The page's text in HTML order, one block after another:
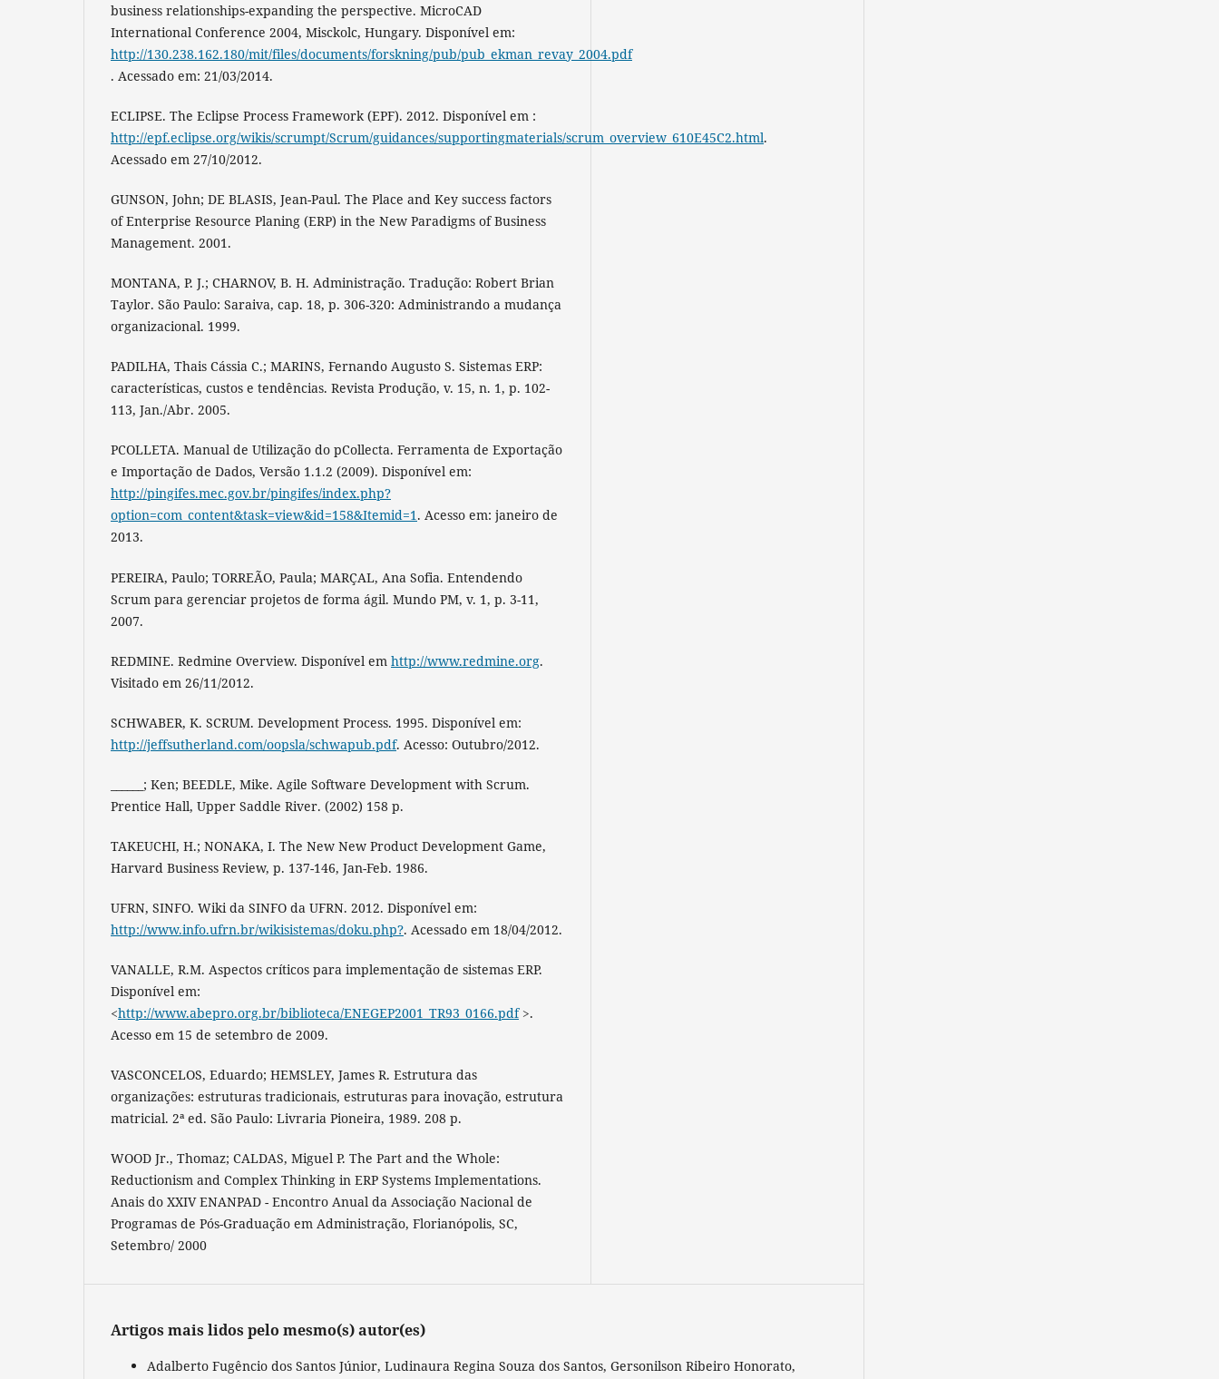
business relationships-expanding the perspective. MicroCAD
International Conference 2004, Misckolc, Hungary. Disponível em:
http://130.238.162.180/mit/files/documents/forskning/pub/pub_ekman_revay_2004.pdf
. Acessado em: 21/03/2014.
ECLIPSE. The Eclipse Process Framework (EPF). 2012. Disponível em :
http://epf.eclipse.org/wikis/scrumpt/Scrum/guidances/supportingmaterials/scrum_overview_610E45C2.html.
Acessado em 27/10/2012.
GUNSON, John; DE BLASIS, Jean-Paul. The Place and Key success factors
of Enterprise Resource Planing (ERP) in the New Paradigms of Business
Management. 2001.
MONTANA, P. J.; CHARNOV, B. H. Administração. Tradução: Robert Brian
Taylor. São Paulo: Saraiva, cap. 18, p. 306-320: Administrando a mudança
organizacional. 1999.
PADILHA, Thais Cássia C.; MARINS, Fernando Augusto S. Sistemas ERP:
características, custos e tendências. Revista Produção, v. 15, n. 1, p. 102-
113, Jan./Abr. 2005.
PCOLLETA. Manual de Utilização do pCollecta. Ferramenta de Exportação
e Importação de Dados, Versão 1.1.2 (2009). Disponível em:
http://pingifes.mec.gov.br/pingifes/index.php?
option=com_content&task=view&id=158&Itemid=1. Acesso em: janeiro de
2013.
PEREIRA, Paulo; TORREÃO, Paula; MARÇAL, Ana Sofia. Entendendo
Scrum para gerenciar projetos de forma ágil. Mundo PM, v. 1, p. 3-11,
2007.
REDMINE. Redmine Overview. Disponível em http://www.redmine.org.
Visitado em 26/11/2012.
SCHWABER, K. SCRUM. Development Process. 1995. Disponível em:
http://jeffsutherland.com/oopsla/schwapub.pdf. Acesso: Outubro/2012.
______; Ken; BEEDLE, Mike. Agile Software Development with Scrum.
Prentice Hall, Upper Saddle River. (2002) 158 p.
TAKEUCHI, H.; NONAKA, I. The New New Product Development Game,
Harvard Business Review, p. 137-146, Jan-Feb. 1986.
UFRN, SINFO. Wiki da SINFO da UFRN. 2012. Disponível em:
http://www.info.ufrn.br/wikisistemas/doku.php?. Acessado em 18/04/2012.
VANALLE, R.M. Aspectos críticos para implementação de sistemas ERP.
Disponível em:
<http://www.abepro.org.br/biblioteca/ENEGEP2001_TR93_0166.pdf>.
Acesso em 15 de setembro de 2009.
VASCONCELOS, Eduardo; HEMSLEY, James R. Estrutura das
organizações: estruturas tradicionais, estruturas para inovação, estrutura
matricial. 2ª ed. São Paulo: Livraria Pioneira, 1989. 208 p.
WOOD Jr., Thomaz; CALDAS, Miguel P. The Part and the Whole:
Reductionism and Complex Thinking in ERP Systems Implementations.
Anais do XXIV ENANPAD - Encontro Anual da Associação Nacional de
Programas de Pós-Graduação em Administração, Florianópolis, SC,
Setembro/ 2000
Artigos mais lidos pelo mesmo(s) autor(es)
Adalberto Fugêncio dos Santos Júnior, Ludinaura Regina Souza dos Santos, Gersonilson Ribeiro Honorato,